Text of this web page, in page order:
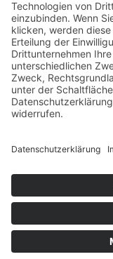
kulinarischen
Erfahrungen
(gesundes/
freue mich auf
Datenschutz
Impressum
Health Coach